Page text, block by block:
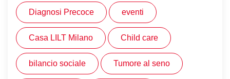
Diagnosi Precoce eventi
Casa LILT Milano Child care
bilancio sociale Tumore al seno